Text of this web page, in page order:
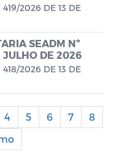
419/2026 DE 13 DE
SEADM Nº
JULHO DE 2026
418/2026 DE 13 DE
4 5 6 7
8